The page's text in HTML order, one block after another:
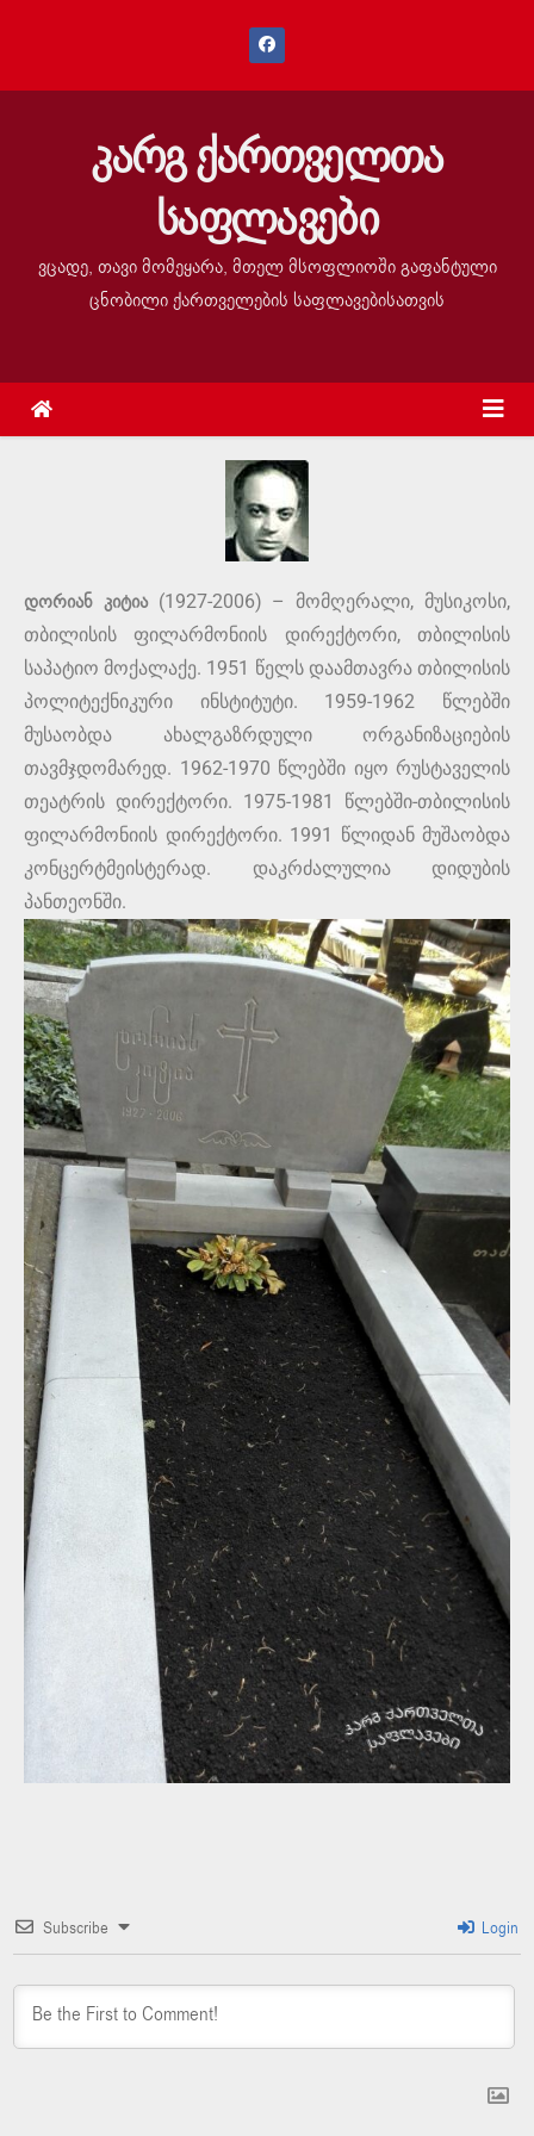
კარგ ქართველთა
საფლავები
ვცადე, თავი მომეყარა, მთელ მსოფლიოში გაფანტული
ცნობილი ქართველების საფლავებისათვის
დორიან კიტია(1927-2006) – მომღერალი, მუსიკოსი,
თბილისის ფილარმონიის დირექტორი, თბილისის
საპატიო მოქალაქე. 1951 წელს დაამთავრა თბილისის
პოლიტექნიკური ინსტიტუტი. 1959-1962 წლებში
მუსაობდა ახალგაზრდული ორგანიზაციების
თავმჯდომარედ. 1962-1970 წლებში იყო რუსტაველის
თეატრის დირექტორი. 1975-1981 წლებში-თბილისის
ფილარმონიის დირექტორი. 1991 წლიდან მუშაობდა
კონცერტმეისტერად. დაკრძალულია დიდუბის
პანთეონში.
Subscribe Login